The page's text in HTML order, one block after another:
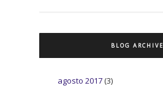
BLOG ARCHIVE
agosto 2017 (3)